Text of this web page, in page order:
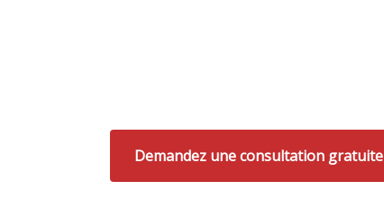
Demandez une consultation gratuite